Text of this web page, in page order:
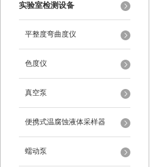
实验室检测设备
平整度弯曲度仪
色度仪
真空泵
便携式温腐蚀液体采样器
蠕动泵